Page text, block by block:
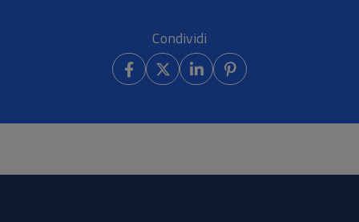
Condividi